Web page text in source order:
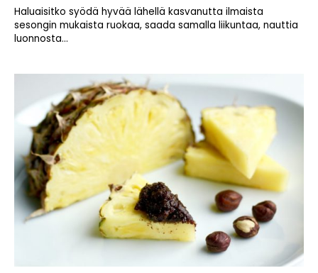
Haluaisitko syödä hyvää lähellä kasvanutta ilmaista
sesongin mukaista ruokaa, saada samalla liikuntaa, nauttia
luonnosta...